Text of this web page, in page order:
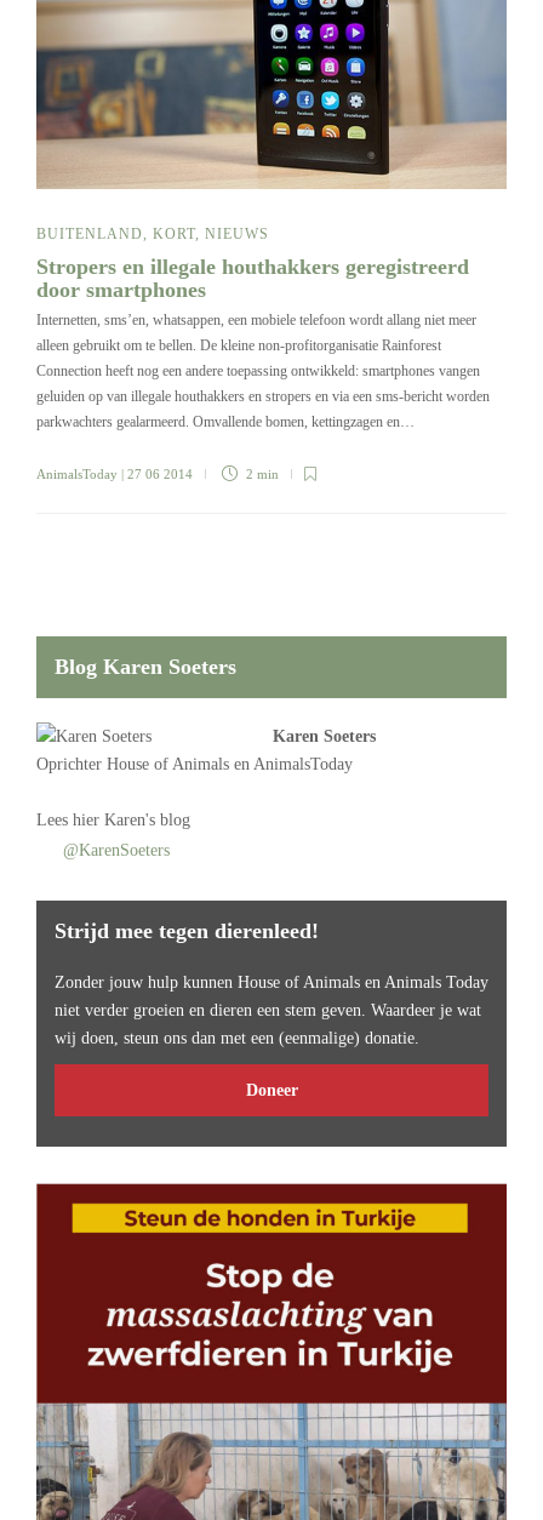
BUITENLAND, KORT, NIEUWS
Stropers en illegale houthakkers geregistreerd
door smartphones
Internetten, sms’en, whatsappen, een mobiele telefoon wordt allang niet meer
alleen gebruikt om te bellen. De kleine non-profitorganisatie Rainforest
Connection heeft nog een andere toepassing ontwikkeld: smartphones vangen
geluiden op van illegale houthakkers en stropers en via een sms-bericht worden
parkwachters gealarmeerd. Omvallende bomen, kettingzagen en…
AnimalsToday | 27 06 2014 2 min
Blog Karen Soeters
Karen Soeters
Oprichter House of Animals en AnimalsToday
Lees hier Karen's blog
@KarenSoeters
Strijd mee tegen dierenleed!
Zonder jouw hulp kunnen House of Animals en Animals Today
niet verder groeien en dieren een stem geven. Waardeer je wat
wij doen, steun ons dan met een (eenmalige) donatie.
Doneer